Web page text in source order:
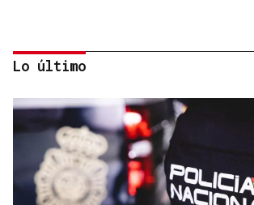
Lo último